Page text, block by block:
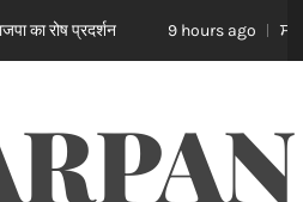
9 hours ago ਸਪੀਕਰ ਇਹ ਯਕੀਨੀ